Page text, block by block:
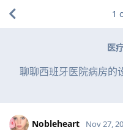
医
聊聊西班牙医院病房的
1
Nobleheart Nov 27,